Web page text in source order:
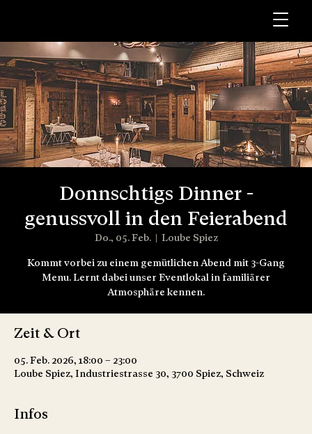
Donnschtigs Dinner -
genussvoll in den Feierabend
Do., 05. Feb.
  |
Loube Spiez
Kommt vorbei zu einem gemütlichen Abend mit 3-Gang
Menu. Lernt dabei unser Eventlokal in familiärer
Atmosphäre kennen.
Zeit & Ort
05. Feb. 2026, 18:00 – 23:00
Loube Spiez, Industriestrasse 30, 3700 Spiez, Schweiz
Infos